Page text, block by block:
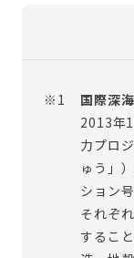
※1
国際深
2013年
力プロ
ゅう」
ション
それぞ
するこ